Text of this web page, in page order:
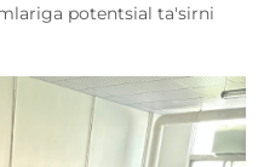
potentsial ta'sirni